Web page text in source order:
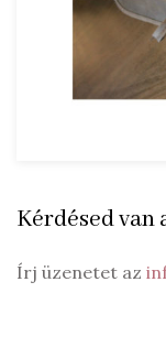
Kérdésed van
Írj üzenetet az